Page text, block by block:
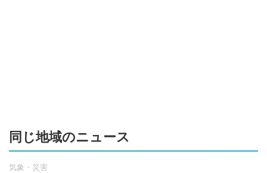
同じ地域のニュース
気象・災害